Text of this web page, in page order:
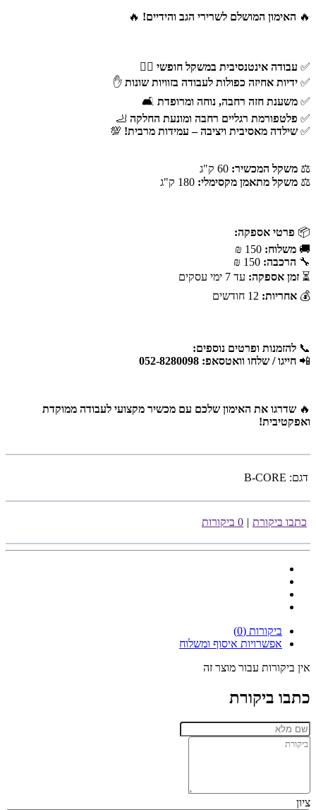
🔥 האימון המושלם לשרירי הגב והידיים! 🔥
✅ עבודה אינטנסיבית במשקל חופשי 🏋‍♂
✅ ידיות אחיזה כפולות לעבודה בזוויות שונות ✋
✅ משענת חזה רחבה, נוחה ומרופדת 🛋
✅ פלטפורמת רגליים רחבה ומונעת החלקה 🦶
✅ שילדה מאסיבית ויציבה – עמידות מרבית! 💯
⚖ משקל המכשיר:
⚖ משקל מתאמן מקסימלי:
📦 פרטי אספקה:
🚚 משלוח:
🔧 הרכבה:
⏳ זמן אספקה: עד 7 ימי עסקים
💰 אחריות:
📞 להזמנות ופרטים נוספים:
📲 חייגו / שלחו וואטסאפ: 052-8280098
🔥 שדרגו את האימון שלכם עם מכשיר מקצועי לעבודה ממוקדת
ואפקטיבית!
דגם: B-CORE
כתבו ביקורת | 0 ביקורות
ביקורות (0)
אפשרויות איסוף ומשלוח
אין ביקורות עבור מוצר זה
כתבו ביקורת
ציון